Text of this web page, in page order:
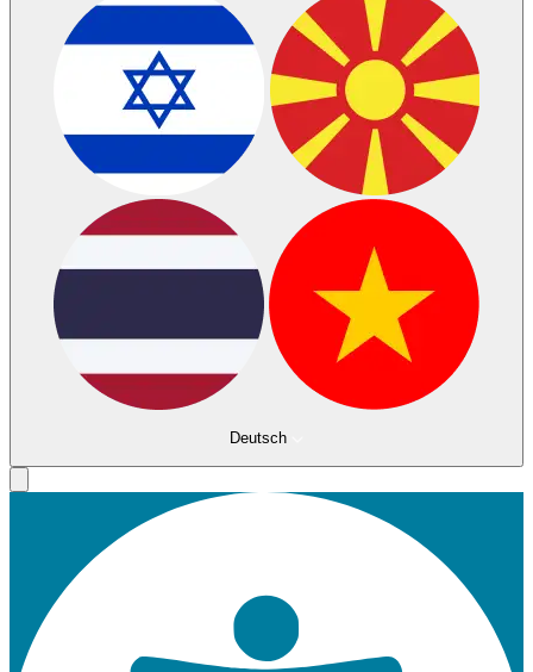
Deutsch